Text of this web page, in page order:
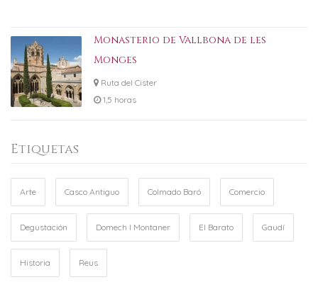
Monasterio de Vallbona de les
Monges
Ruta del Cister
1,5 horas
Etiquetas
Arte Casco Antiguo Colmado Baró Comercio
Degustación Domech I Montaner El Barato Gaudí
Historia Reus